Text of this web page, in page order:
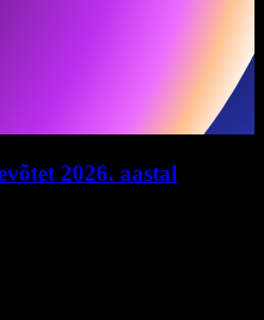
2026. aastal